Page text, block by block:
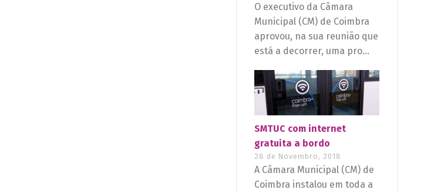
O executivo da Câmara
Municipal (CM) de Coimbra
aprovou, na sua reunião que
está a decorrer, uma pro...
SMTUC com internet
gratuita a bordo
28 de Novembro, 2018
A Câmara Municipal (CM) de
Coimbra instalou em toda a